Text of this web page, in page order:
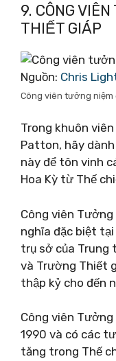
9. CÔNG
THIẾT GIÁP
Nguồn: Chris
Công viên tưởng niệm
Trong khuôn
Patton, hãy
này để tôn vinh
Hoa Kỳ từ Thế
Công viên
nghĩa đặc biệt
trụ sở của Trung
và Trường Thiết
thập kỷ cho đến
Công viên
1990 và có các
tăng trong Thế